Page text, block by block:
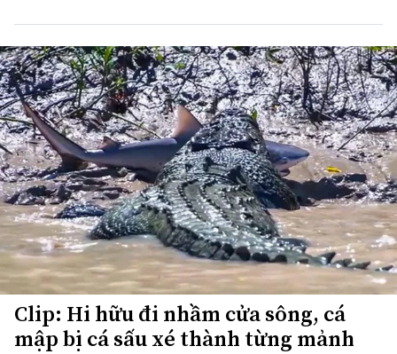
Clip: Hi hữu đi nhầm cửa sông, cá
mập bị cá sấu xé thành từng mảnh